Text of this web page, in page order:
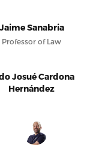
Jaime Sanabria
Professor of Law
Josué Cardona
Hernández